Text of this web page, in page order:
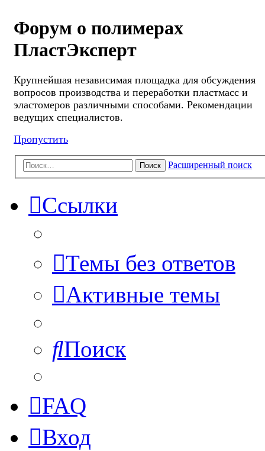
Форум о полимерах
ПластЭксперт
Крупнейшая независимая площадка для обсуждения
вопросов производства и переработки пластмасс и
эластомеров различными способами. Рекомендации
ведущих специалистов.
Пропустить
Поиск Расширенный поиск
Ссылки
Темы без ответов
Активные темы
Поиск
FAQ
Вход